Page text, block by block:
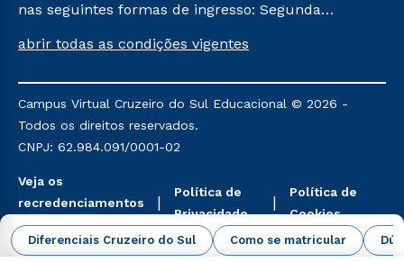
Diferenciais Cruzeiro do Sul Como se matricular
nas seguintes formas de ingresso: Segunda
Já para as demais, a taxa de matrícula será de R$
mencionadas são referentes aos cursos: Ensino
Religioso, Geografia para a Docência e Metodologia
do Ensino de História: Questões Atuais.
abrir todas as condições vigentes
Campus Virtual Cruzeiro do Sul Educacional © 2026 -
Todos os direitos reservados.
CNPJ: 62.984.091/0001-02
Veja os
recredenciamentos
aqui
Política de
Privacidade
Política de
Cookies